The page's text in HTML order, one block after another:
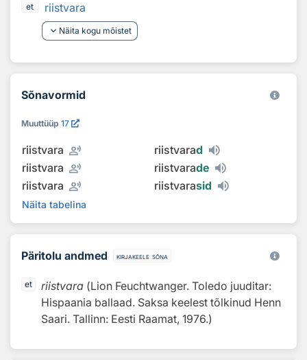
et
riistvara
keyboard_arrow_down Näita kogu mõistet
Sõnavormid
Muuttüüp 17
riistvara record_voice_over riistvarad
riistvara record_voice_over riistvarade
riistvara record_voice_over riistvarasid
Näita tabelina
Päritolu andmed kirjakeele sõna
et riistvara (Lion Feuchtwanger. Toledo juuditar:
Hispaania ballaad. Saksa keelest tõlkinud Henn
Saari. Tallinn: Eesti Raamat, 1976.)